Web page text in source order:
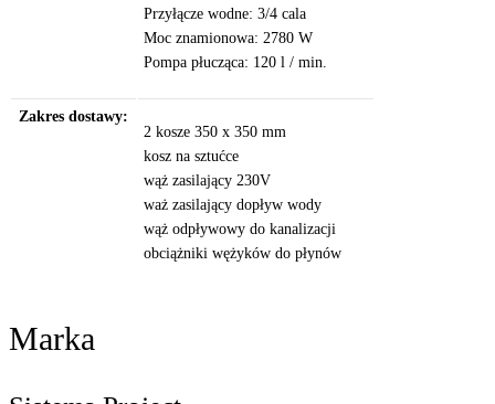
Przyłącze wodne: 3/4 cala
Moc znamionowa: 2780 W
Pompa płucząca: 120 l / min.
Zakres dostawy:
2 kosze 350 x 350 mm
kosz na sztućce
wąż zasilający 230V
waż zasilający dopływ wody
wąż odpływowy do kanalizacji
obciążniki wężyków do płynów
Marka